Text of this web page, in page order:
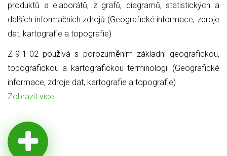
produktů a elaborátů, z grafů, diagramů, statistických a
dalších informačních zdrojů (Geografické informace, zdroje
dat, kartografie a topografie)
Z-9-1-02 používá s porozuměním základní geografickou,
topografickou a kartografickou terminologii (Geografické
informace, zdroje dat, kartografie a topografie)
Zobrazit více